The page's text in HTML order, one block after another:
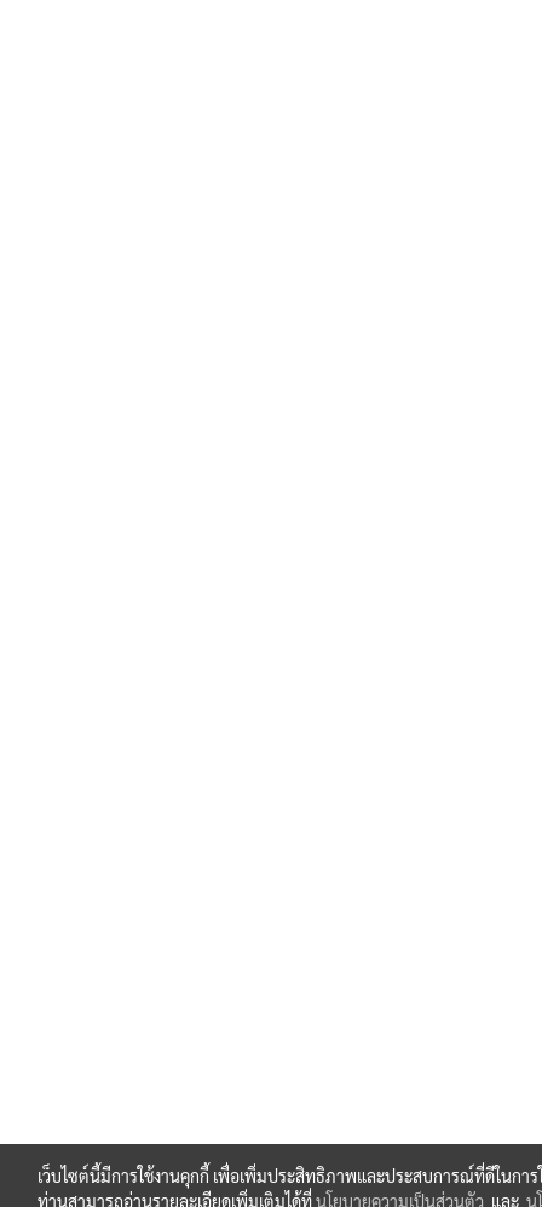
เว็บไซต์นี้มีการใช้งานคุกกี้ เพื่อเพิ่มประสิทธิภาพและประสบการณ์ที่ดีในการ
ท่านสามารถอ่านรายละเอียดเพิ่มเติมได้ที่นโยบายความเป็นส่วนตัว และ น